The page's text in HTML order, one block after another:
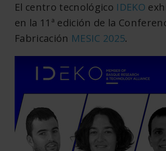
El centro tecnológico IDEKO
en la 11ª edición de la
Fabricación MESIC 2025.